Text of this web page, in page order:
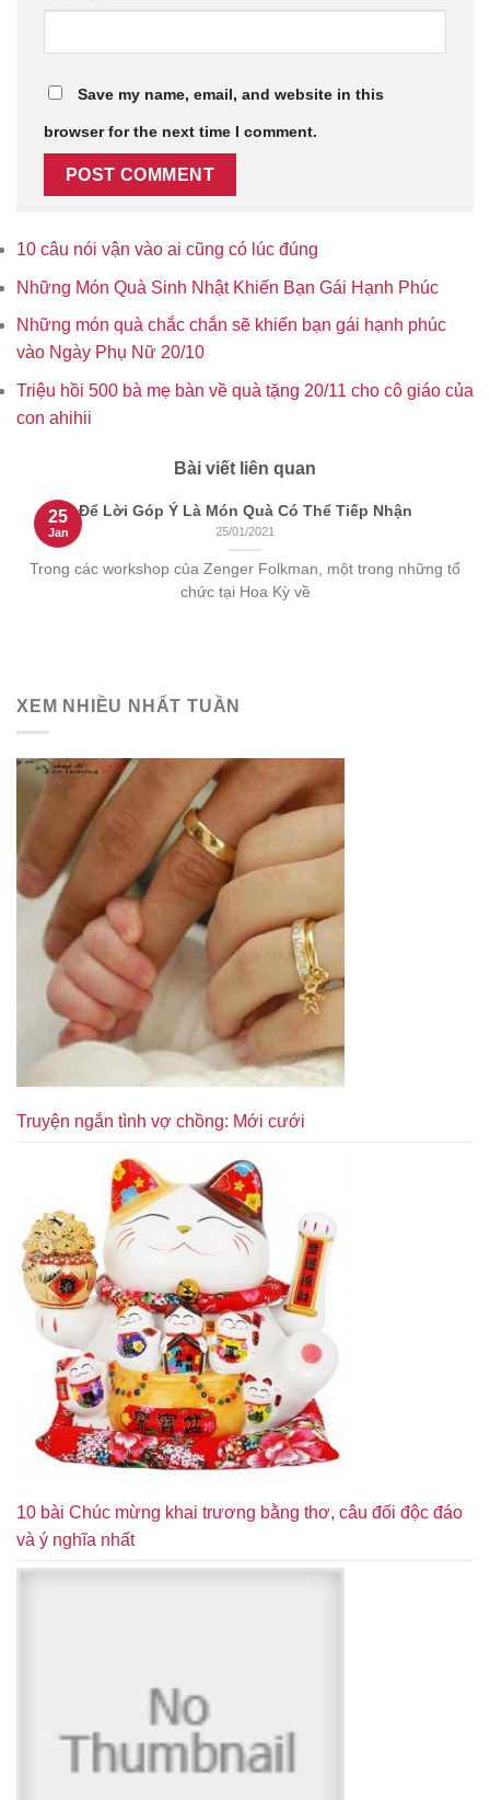
Save my name, email, and website in this
browser for the next time I comment.
10 câu nói vận vào ai cũng có lúc đúng
Những Món Quà Sinh Nhật Khiến Bạn Gái Hạnh Phúc
Những món quà chắc chắn sẽ khiến bạn gái hạnh phúc
vào Ngày Phụ Nữ 20/10
Triệu hồi 500 bà mẹ bàn về quà tặng 20/11 cho cô giáo của
con ahihii
Bài viết liên quan
Để Lời Góp Ý Là Món Quà Có Thể Tiếp Nhận
25/01/2021
Trong các workshop của Zenger Folkman, một trong những tổ
chức tại Hoa Kỳ về
25
Jan
XEM NHIỀU NHẤT TUẦN
Truyện ngắn tình vợ chồng: Mới cưới
10 bài Chúc mừng khai trương bằng thơ, câu đối độc đáo
và ý nghĩa nhất